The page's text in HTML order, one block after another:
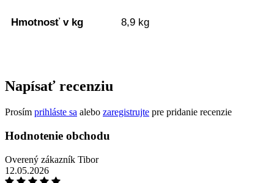
Hmotnosť v kg 8,9 kg
Napísať recenziu
Prosím prihláste sa alebo zaregistrujte pre pridanie recenzie
Hodnotenie obchodu
Overený zákazník Tibor
12.05.2026